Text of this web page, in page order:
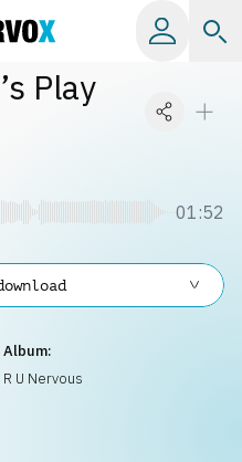
Play
01:52
Album:
R U Nervous